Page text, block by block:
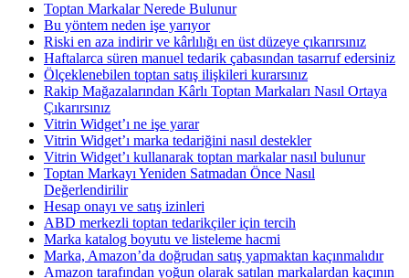
Toptan Markalar Nerede Bulunur
Bu yöntem neden işe yarıyor
Riski en aza indirir ve kârlılığı en üst düzeye çıkarırsınız
Haftalarca süren manuel tedarik çabasından tasarruf edersiniz
Ölçeklenebilen toptan satış ilişkileri kurarsınız
Rakip Mağazalarından Kârlı Toptan Markaları Nasıl Ortaya
Çıkarırsınız
Vitrin Widget’ı ne işe yarar
Vitrin Widget’ı marka tedariğini nasıl destekler
Vitrin Widget’ı kullanarak toptan markalar nasıl bulunur
Toptan Markayı Yeniden Satmadan Önce Nasıl
Değerlendirilir
Hesap onayı ve satış izinleri
ABD merkezli toptan tedarikçiler için tercih
Marka katalog boyutu ve listeleme hacmi
Marka, Amazon’da doğrudan satış yapmaktan kaçınmalıdır
Amazon tarafından yoğun olarak satılan markalardan kaçının